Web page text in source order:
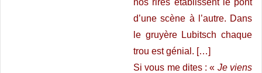
nos rires établissent le pont
d’une scène à l’autre. Dans
le gruyère Lubitsch chaque
trou est génial. […]
Si vous me dites : « Je viens